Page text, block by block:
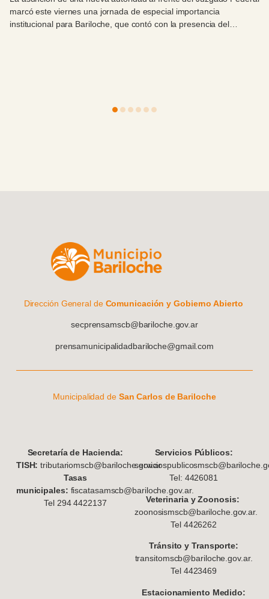
En un acontecimiento de gran relevancia institucional y académica
para la ciudad, este viernes 7 de agosto se llevó a cabo el acto
Institucionales, Antonio Zidar- quien hizo uso de la palabra como
Dirección General de Comunicación y Gobierno Abierto
secprensamscb@bariloche.gov.ar
prensamunicipalidadbariloche@gmail.com
Municipalidad deSan Carlos de Bariloche
Secretaría de Hacienda:
TISH: tributariomscb@bariloche.gov.ar
Tasas
municipales: fiscatasamscb@bariloche.gov.ar.
Tel 294 4422137
Servicios Públicos:
Tel: 4426081
Veterinaria y Zoonosis:
zoonosismscb@bariloche.gov.ar.
Tel 4426262
Tránsito y Transporte:
transitomscb@bariloche.gov.ar.
Tel 4423469
Estacionamiento Medido: